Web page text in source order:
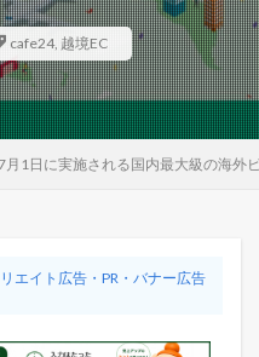
cafe24, 越境EC
月1日に実施される国内最大級の海外
エイト広告・PR・バナー広告